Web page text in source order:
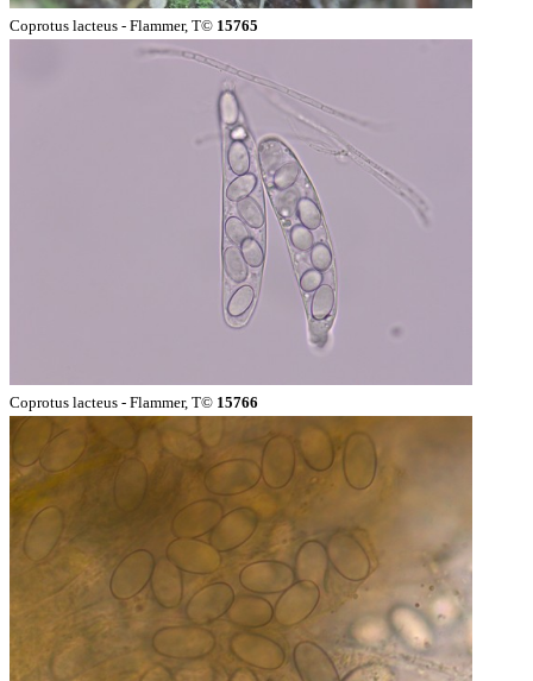
Coprotus lacteus - Flammer, T© 15765
Coprotus lacteus - Flammer, T© 15766